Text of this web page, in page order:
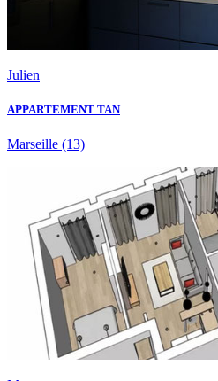
Julien
APPARTEMENT TAN
Marseille (13)